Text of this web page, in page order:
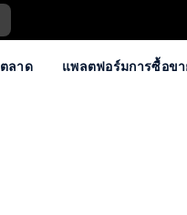
ตลาด แพลตฟอร์มการซื้อขา